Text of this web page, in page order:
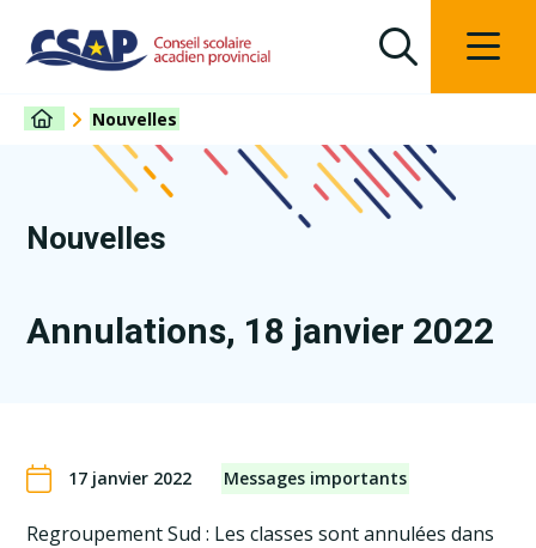
Nouvelles
Nouvelles
Annulations, 18 janvier 2022
17 janvier 2022 Messages importants
Regroupement Sud : Les classes sont annulées dans